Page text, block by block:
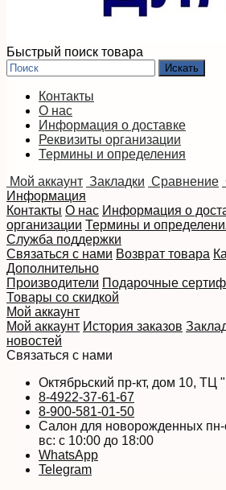
Быстрый поиск товара
Контакты
О нас
Информация о доставке
Реквизиты организации
Термины и определения
Мой аккаунт Закладки Сравнение
Информация
Контакты О нас Информация о
организации Термины и
Служба поддержки
Связаться с нами Возврат товара
Дополнительно
Производители Подарочные
Товары со скидкой
Мой аккаунт
Мой аккаунт История заказов
новостей
Связаться с нами
Октябрьский пр-кт, дом 10, ТЦ
8-4922-37-61-67
8-900-581-01-50
Салон для новорожденных пн-
вс: с 10:00 до 18:00
WhatsApp
Telegram